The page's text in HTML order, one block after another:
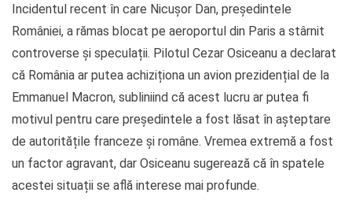
Incidentul recent în care Nicușor Dan, președintele
României, a rămas blocat pe aeroportul din Paris a stârnit
controverse și speculații. Pilotul Cezar Osiceanu a declarat
că România ar putea achiziționa un avion prezidențial de la
Emmanuel Macron, subliniind că acest lucru ar putea fi
motivul pentru care președintele a fost lăsat în așteptare
de autoritățile franceze și române. Vremea extremă a fost
un factor agravant, dar Osiceanu sugerează că în spatele
acestei situații se află interese mai profunde.